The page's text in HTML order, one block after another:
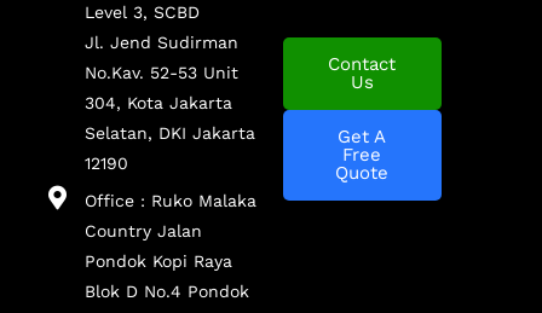
Level 3, SCBD
Jl. Jend Sudirman
No.Kav. 52-53 Unit
304, Kota Jakarta
Selatan, DKI Jakarta
12190
Office : Ruko Malaka
Country Jalan
Pondok Kopi Raya
Blok D No.4 Pondok
Contact
Us
Get A
Free
Quote